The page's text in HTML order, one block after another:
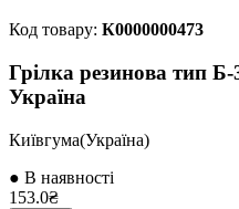
Код товару: К0000000473
Грілка резинова тип
Україна
Київгума(Україна)
● В наявності
153.0₴